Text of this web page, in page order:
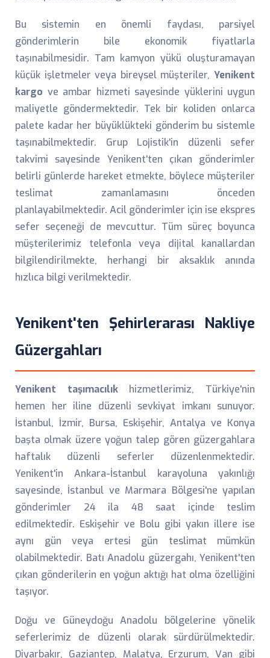
Bu sistemin en önemli faydası, parsiyel
gönderimlerin bile ekonomik fiyatlarla
taşınabilmesidir. Tam kamyon yükü oluşturamayan
küçük işletmeler veya bireysel müşteriler, Yenikent
kargo ve ambar hizmeti sayesinde yüklerini uygun
maliyetle göndermektedir. Tek bir koliden onlarca
palete kadar her büyüklükteki gönderim bu sistemle
taşınabilmektedir. Grup Lojistik'in düzenli sefer
takvimi sayesinde Yenikent'ten çıkan gönderimler
belirli günlerde hareket etmekte, böylece müşteriler
teslimat zamanlamasını önceden
planlayabilmektedir. Acil gönderimler için ise ekspres
sefer seçeneği de mevcuttur. Tüm süreç boyunca
müşterilerimiz telefonla veya dijital kanallardan
bilgilendirilmekte, herhangi bir aksaklık anında
hızlıca bilgi verilmektedir.
Yenikent'ten Şehirlerarası Nakliye
Güzergahları
Yenikent taşımacılıkhizmetlerimiz, Türkiye'nin
hemen her iline düzenli sevkiyat imkanı sunuyor.
İstanbul, İzmir, Bursa, Eskişehir, Antalya ve Konya
başta olmak üzere yoğun talep gören güzergahlara
haftalık düzenli seferler düzenlenmektedir.
Yenikent'in Ankara-İstanbul karayoluna yakınlığı
sayesinde, İstanbul ve Marmara Bölgesi'ne yapılan
gönderimler 24 ila 48 saat içinde teslim
edilmektedir. Eskişehir ve Bolu gibi yakın illere ise
aynı gün veya ertesi gün teslimat mümkün
olabilmektedir. Batı Anadolu güzergahı, Yenikent'ten
çıkan gönderilerin en yoğun aktığı hat olma özelliğini
taşıyor.
Doğu ve Güneydoğu Anadolu bölgelerine yönelik
seferlerimiz de düzenli olarak sürdürülmektedir.
Diyarbakır, Gaziantep, Malatya, Erzurum, Van gibi